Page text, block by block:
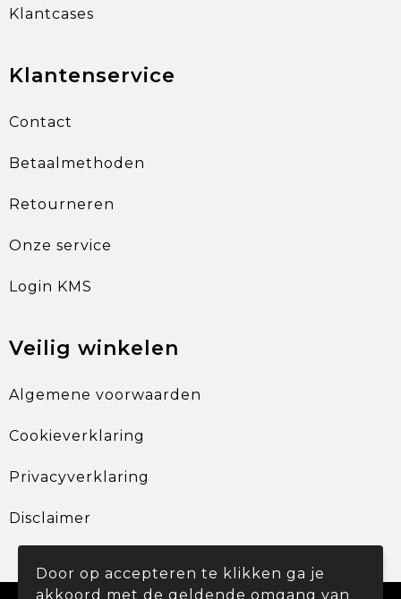
Klantcases
Klantenservice
Contact
Betaalmethoden
Retourneren
Onze service
Login KMS
Veilig winkelen
Algemene voorwaarden
Cookieverklaring
Privacyverklaring
Disclaimer
Door op accepteren te klikken ga je
akkoord met de geldende omgang van